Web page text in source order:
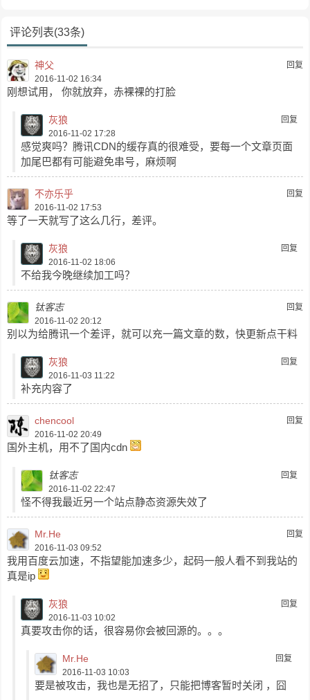
评论列表(33条)
回复
神父
2016-11-02 16:34
刚想试用， 你就放弃，赤裸裸的打脸
回复
灰狼
2016-11-02 17:28
感觉爽吗？腾讯CDN的缓存真的很难受，要每一个文章页面
加尾巴都有可能避免串号，麻烦啊
回复
不亦乐乎
2016-11-02 17:53
等了一天就写了这么几行，差评。
回复
灰狼
2016-11-02 18:06
不给我今晚继续加工吗？
回复
钛客志
2016-11-02 20:12
别以为给腾讯一个差评，就可以充一篇文章的数，快更新点干料
回复
灰狼
2016-11-03 11:22
补充内容了
回复
chencool
2016-11-02 20:49
国外主机，用不了国内cdn
回复
钛客志
2016-11-02 22:47
怪不得我最近另一个站点静态资源失效了
回复
Mr.He
2016-11-03 09:52
我用百度云加速，不指望能加速多少，起码一般人看不到我站的
真是ip
回复
灰狼
2016-11-03 10:02
真要攻击你的话，很容易你会被回源的。。。
回复
Mr.He
2016-11-03 10:03
要是被攻击，我也是无招了，只能把博客暂时关闭 ，囧